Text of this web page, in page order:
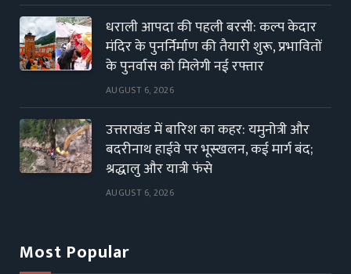
धराली आपदा की पहली बरसी: कल्प केदार
मंदिर के पुनर्निर्माण की तैयारी शुरू, प्रभावितों
के पुनर्वास को मिलेगी नई रफ्तार
AUGUST 6, 2026
उत्तराखंड में बारिश का कहर: यमुनोत्री और
बदरीनाथ हाईवे पर भूस्खलन, कई मार्ग बंद;
श्रद्धालु और यात्री फंसे
AUGUST 6, 2026
Most Popular